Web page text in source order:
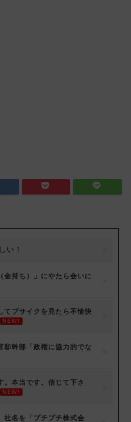
い！
金持ち）」にやたら会いに
てブサイクを見たら不愉快
NEW!
邸幹部「政権に協力的でな
。本当です。信じて下さ
NEW!
社名を「プチプチ株式会